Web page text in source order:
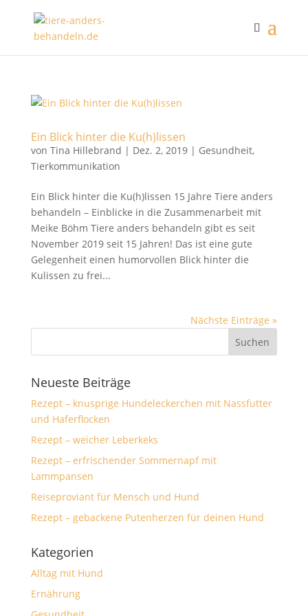
Ein Blick hinter die Ku(h)lissen
von Tina Hillebrand | Dez. 2, 2019| Gesundheit,
Tierkommunikation
Ein Blick hinter die Ku(h)lissen 15 Jahre Tiere anders
behandeln – Einblicke in die Zusammenarbeit mit
Meike Böhm Tiere anders behandeln gibt es seit
November 2019 seit 15 Jahren! Das ist eine gute
Gelegenheit einen humorvollen Blick hinter die
Kulissen zu frei...
Nächste Einträge »
Neueste Beiträge
Rezept – knusprige Hundeleckerchen mit Nassfutter
und Haferflocken
Rezept – weicher Leberkeks
Rezept – erfrischender Sommernapf mit
Lammpansen
Reiseproviant für Mensch und Hund
Rezept – gebackene Putenherzen für deinen Hund
Kategorien
Alltag mit Hund
Ernährung